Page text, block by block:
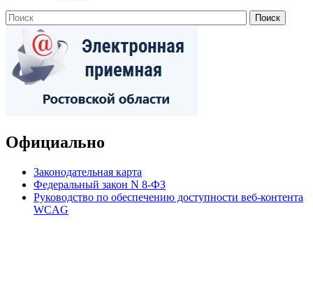
Официально
Законодательная карта
Федеральный закон N 8-ФЗ
Руководство по обеспечению доступности веб-контента
WCAG